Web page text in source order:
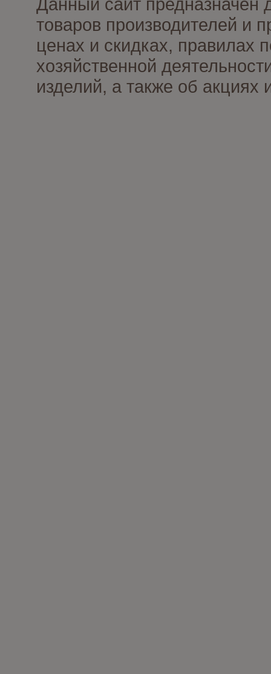
товаров производителей и
ценах и скидках, правилах
хозяйственной
изделий, а также об